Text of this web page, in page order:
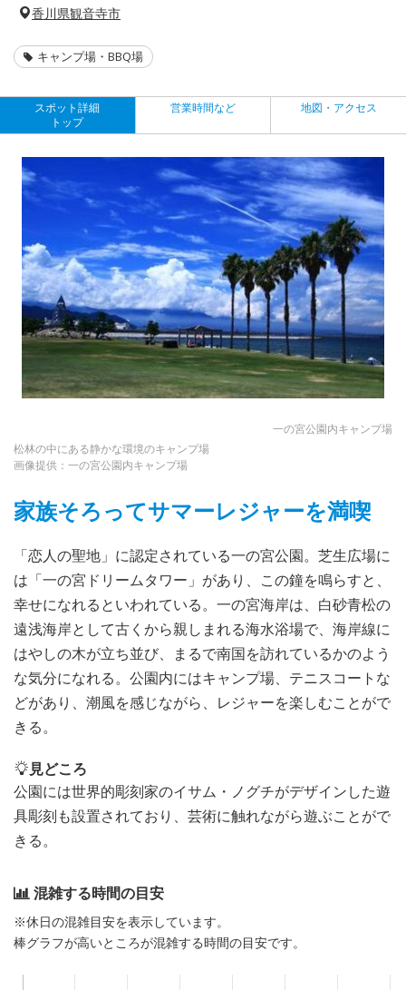
香川県観音寺市
キャンプ場・BBQ場
スポット詳細
トップ
営業時間など 地図・アクセス
一の宮公園内キャンプ場
松林の中にある静かな環境のキャンプ場
画像提供：一の宮公園内キャンプ場
家族そろってサマーレジャーを満喫
「恋人の聖地」に認定されている一の宮公園。芝生広場に
は「一の宮ドリームタワー」があり、この鐘を鳴らすと、
幸せになれるといわれている。一の宮海岸は、白砂青松の
遠浅海岸として古くから親しまれる海水浴場で、海岸線に
はやしの木が立ち並び、まるで南国を訪れているかのよう
な気分になれる。公園内にはキャンプ場、テニスコートな
どがあり、潮風を感じながら、レジャーを楽しむことがで
きる。
見どころ
公園には世界的彫刻家のイサム・ノグチがデザインした遊
具彫刻も設置されており、芸術に触れながら遊ぶことがで
きる。
混雑する時間の目安
※休日の混雑目安を表示しています。
棒グラフが高いところが混雑する時間の目安です。